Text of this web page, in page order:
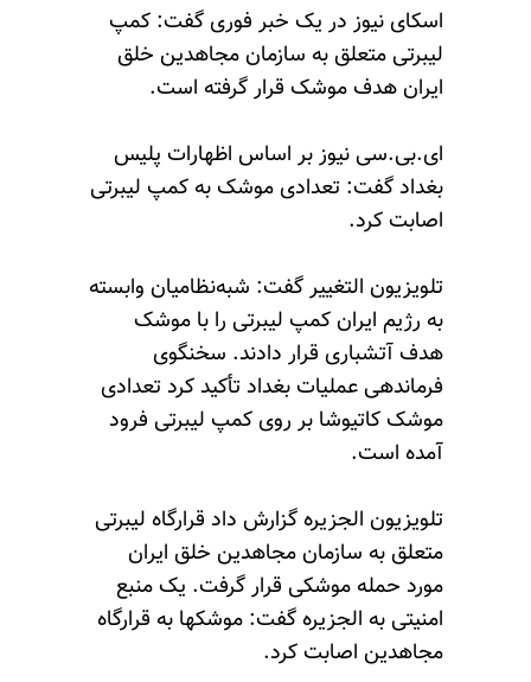
اسکای نیوز در یک خبر فوری گفت: کمپ
لیبرتی متعلق به سازمان مجاهدین خلق
ایران هدف موشک قرار گرفته است.
ای.بی.سی نیوز بر اساس اظهارات پلیس
بغداد گفت: تعدادی موشک به کمپ لیبرتی
اصابت کرد.
تلویزیون التغییر گفت: شبه‌نظامیان وابسته
به رژیم ایران کمپ لیبرتی را با موشک
هدف آتشباری قرار دادند. سخنگوی
فرماندهی عملیات بغداد تأکید کرد تعدادی
موشک کاتیوشا بر روی کمپ لیبرتی فرود
آمده است.
تلویزیون الجزیره گزارش داد قرارگاه لیبرتی
متعلق به سازمان مجاهدین خلق ایران
مورد حمله موشکی قرار گرفت. یک منبع
امنیتی به الجزیره گفت: موشکها به قرارگاه
مجاهدین اصابت کرد.